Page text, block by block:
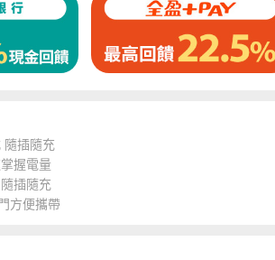
插隨充
握電量
插隨充
方便攜帶